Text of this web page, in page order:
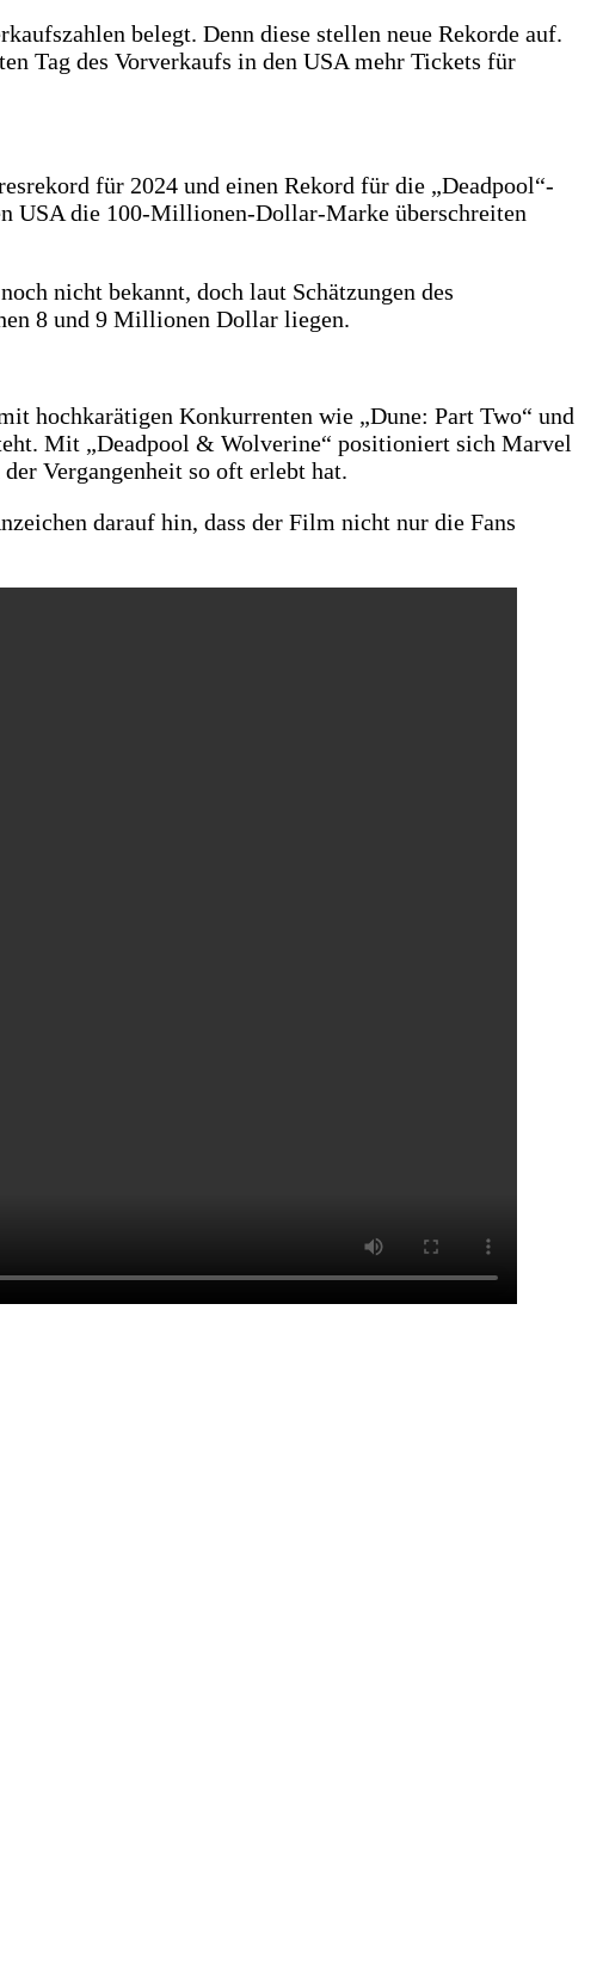
belegt. Denn diese stellen neue Rekorde auf.
Tag des Vorverkaufs in den USA mehr Tickets für
für 2024 und einen Rekord für die „Deadpool“-
USA die 100-Millionen-Dollar-Marke überschreiten
nicht bekannt, doch laut Schätzungen des
8 und 9 Millionen Dollar liegen.
hochkarätigen Konkurrenten wie „Dune: Part Two“ und
Mit „Deadpool & Wolverine“ positioniert sich Marvel
Vergangenheit so oft erlebt hat.
darauf hin, dass der Film nicht nur die Fans